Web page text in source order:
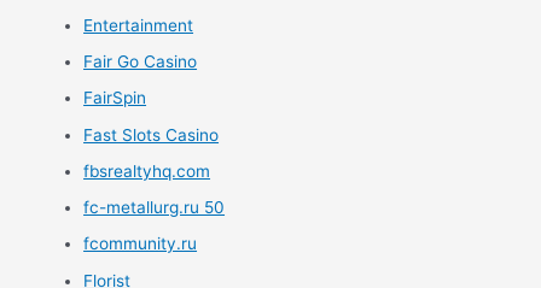
Entertainment
Fair Go Casino
FairSpin
Fast Slots Casino
fbsrealtyhq.com
fc-metallurg.ru 50
fcommunity.ru
Florist